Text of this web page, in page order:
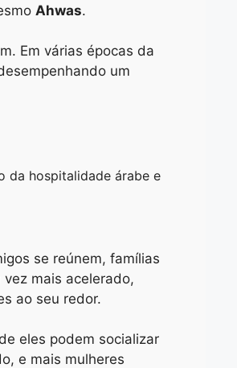
Ahwas.
Em várias épocas da
um
da hospitalidade árabe e
se reúnem, famílias
mais acelerado,
ao seu redor.
eles podem socializar
e mais mulheres